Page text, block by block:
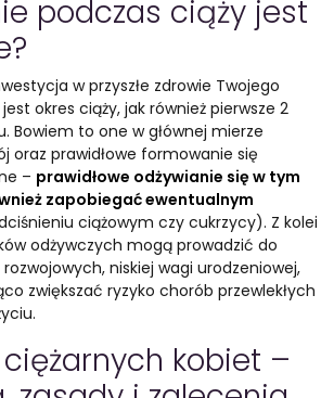
podczas ciąży jest
w przyszłe zdrowie Twojego
okres ciąży, jak również pierwsze 2
Bowiem to one w głównej mierze
oraz prawidłowe formowanie się
– prawidłowe odżywianie się w tym
zapobiegać ewentualnym
ciążowym czy cukrzycy). Z kolei
odżywczych mogą prowadzić do
niskiej wagi urodzeniowej,
zwiększać ryzyko chorób przewlekłych
kobiet –